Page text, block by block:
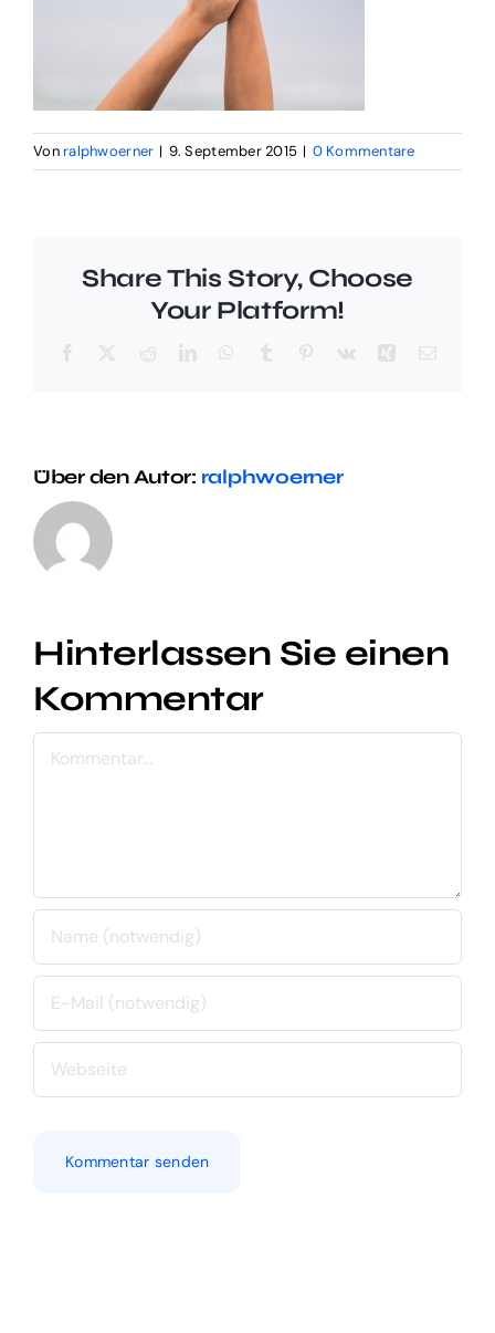
Vonralphwoerner | 9. September 2015 | 0 Kommentare
Share This Story, Choose
Your Platform!
Facebook RedditLinkedInWhatsApp
Tumblr Pinterest
Vk XingE-
Über den Autor: ralphwoerner
Hinterlassen Sie einen
Kommentar
Kommentar